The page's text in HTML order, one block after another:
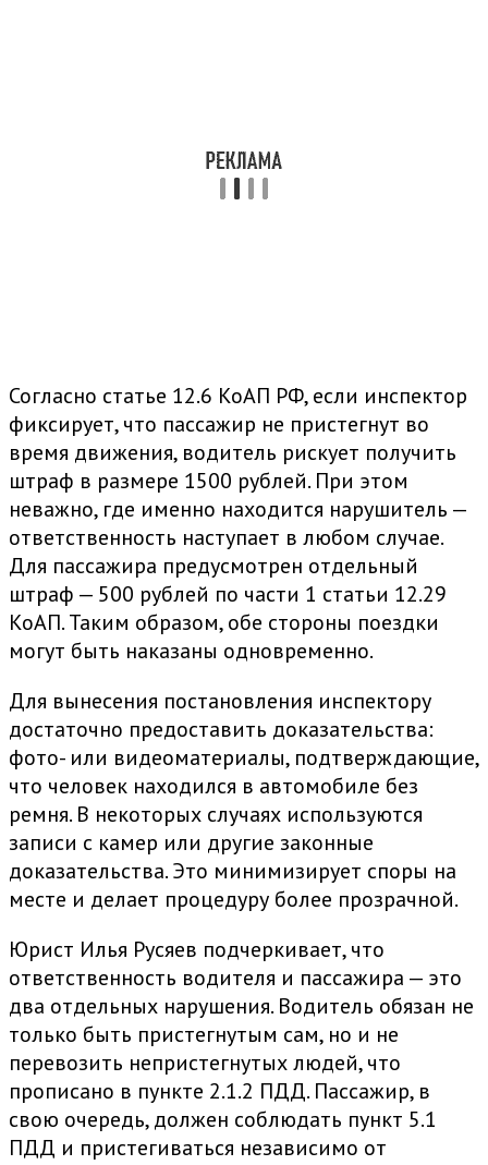
Согласно статье 12.6 КоАП РФ, если инспектор
фиксирует, что пассажир не пристегнут во
время движения, водитель рискует получить
штраф в размере 1500 рублей. При этом
неважно, где именно находится нарушитель —
ответственность наступает в любом случае.
Для пассажира предусмотрен отдельный
штраф — 500 рублей по части 1 статьи 12.29
КоАП. Таким образом, обе стороны поездки
могут быть наказаны одновременно.
Для вынесения постановления инспектору
достаточно предоставить доказательства:
фото- или видеоматериалы, подтверждающие,
что человек находился в автомобиле без
ремня. В некоторых случаях используются
записи с камер или другие законные
доказательства. Это минимизирует споры на
месте и делает процедуру более прозрачной.
Юрист Илья Русяев подчеркивает, что
ответственность водителя и пассажира — это
два отдельных нарушения. Водитель обязан не
только быть пристегнутым сам, но и не
перевозить непристегнутых людей, что
прописано в пункте 2.1.2 ПДД. Пассажир, в
свою очередь, должен соблюдать пункт 5.1
ПДД и пристегиваться независимо от